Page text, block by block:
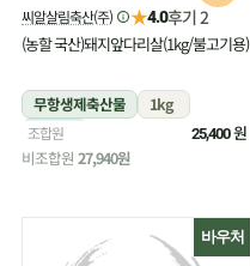
씨알살림축산(주) ★4.0후기 2
(농할 국산)돼지앞다리살(1kg/불고기용)
무항생제축산물
1kg
냉장
조합원 25,400원
비조합원 27,940원
바우처